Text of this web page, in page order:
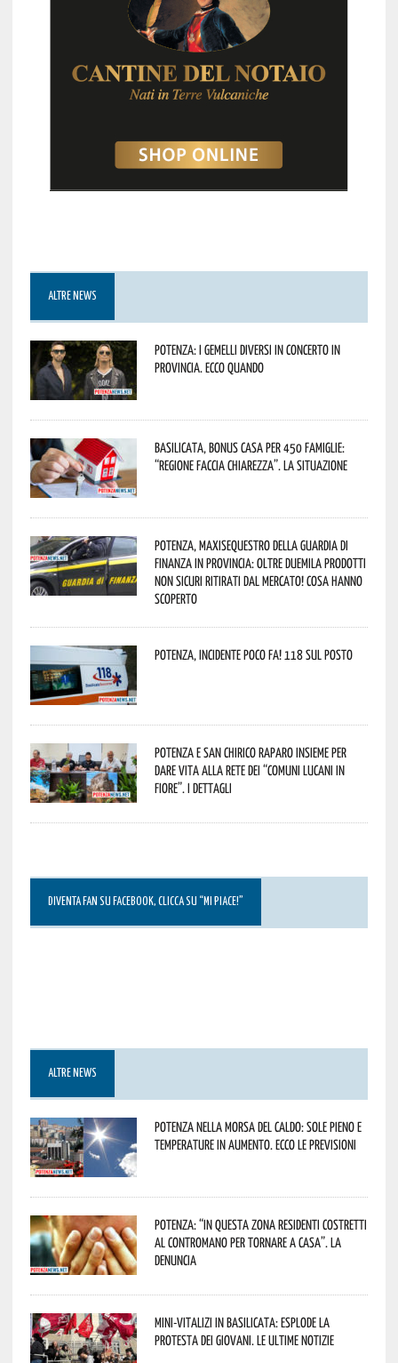
ALTRE NEWS
Potenza: i Gemelli DiVersi in concerto in
provincia. Ecco quando
Basilicata, Bonus casa per 450 famiglie:
“Regione faccia chiarezza”. La situazione
Potenza, maxisequestro della Guardia di
Finanza in provincia: oltre duemila prodotti
non sicuri ritirati dal mercato! Cosa hanno
scoperto
Potenza, incidente poco fa! 118 sul posto
Potenza e San Chirico Raparo insieme per
dare vita alla rete dei “Comuni Lucani in
Fiore”. I dettagli
DIVENTA FAN SU FACEBOOK, CLICCA SU “MI PIACE!”
ALTRE NEWS
Potenza nella morsa del caldo: sole pieno e
temperature in aumento. Ecco le previsioni
Potenza: “In questa zona residenti costretti
al contromano per tornare a casa”. La
denuncia
Mini-vitalizi in Basilicata: esplode la
protesta dei giovani. Le ultime notizie